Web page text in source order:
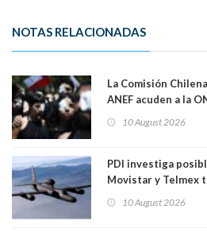
NOTAS RELACIONADAS
La Comisión
ANEF acuden a la
10 August 2026
PDI investiga
Movistar y Telmex
10 August 2026